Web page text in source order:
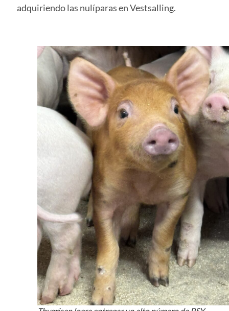
adquiriendo las nulíparas en Vestsalling.